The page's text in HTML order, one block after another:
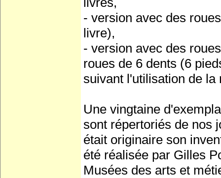
- version avec des
livre),
- version avec des
roues de 6 dents (6
suivant l'utilisation de la
Une vingtaine
sont répertoriés de nos
était originaire son
été réalisée par Gilles
Musées des arts et